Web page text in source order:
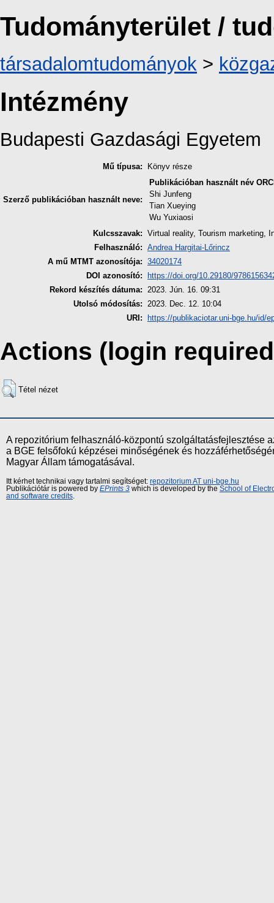
Tudományterület /
társadalomtudományok >
Intézmény
Budapesti Gazdasági Egyetem
Mű típusa: Könyv része
Szerző publikációban használt neve:
Publikációban használt név
Shi Junfeng
Tian Xueying
Wu Yuxiaosi
Kulcsszavak: Virtual reality, Tourism marketing,
Felhasználó: Andrea Hargitai-Lőrincz
A mű MTMT azonosítója: 34020174
DOI azonosító:
https://doi.org/10.29180/
Rekord készítés dátuma: 2023. Jún. 16. 09:31
Utolsó módosítás: 2023. Dec. 12. 10:04
URI:
https://publikaciotar.uni-bge.hu/id/
Actions (login
Tétel nézet
A repozitórium felhasználó-központú szolgáltatásfejlesztése
a BGE felsőfokú képzései minőségének és
Magyar Állam támogatásával.
Itt kérhet technikai vagy tartalmi segítséget: repozitorium AT uni-bge.hu
Publikációtár is powered by EPrints 3 which is developed by the School of
and software credits.